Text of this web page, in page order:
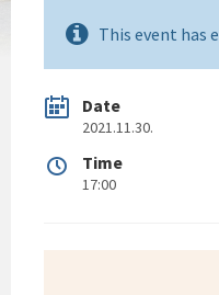
This event has
Date
2021.11.30.
Time
17:00